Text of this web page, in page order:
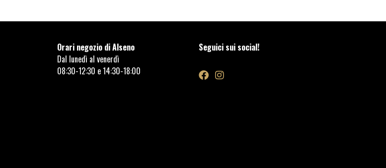
Orari negozio di Alseno
Dal lunedì al venerdì
08:30-12:30 e 14:30-18:00
Seguici sui social!